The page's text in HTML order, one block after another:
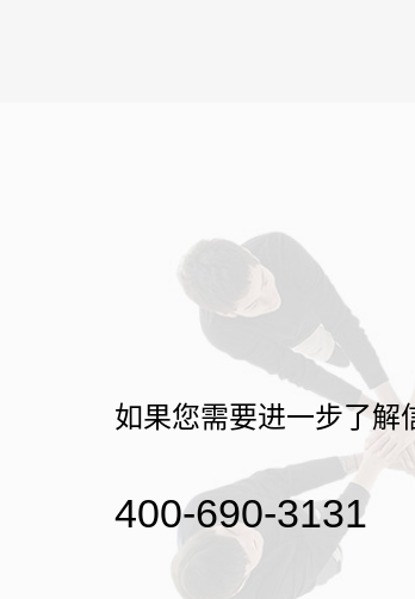
如果您需要进一步了解
400-690-3131